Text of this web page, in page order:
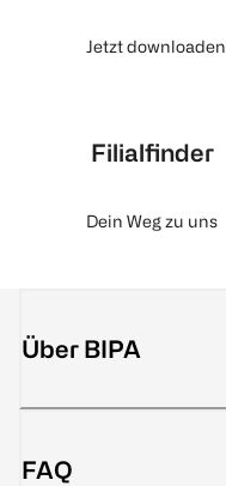
Jetzt downloaden
Filialfinder
Dein Weg zu uns
Über BIPA
FAQ